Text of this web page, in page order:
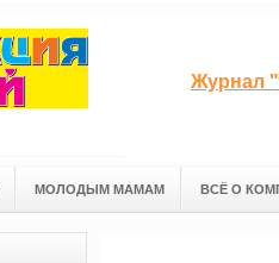
Журнал
МОЛОДЫМ МАМАМ ВСЁ О